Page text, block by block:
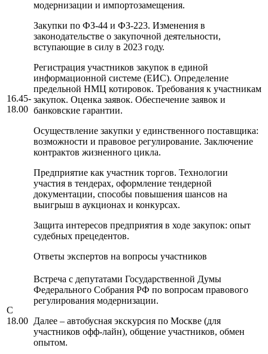
16.45-
18.00
модернизации и импортозамещения.
Закупки по ФЗ-44 и ФЗ-223. Изменения в
законодательстве о закупочной деятельности,
вступающие в силу в 2023 году.
Регистрация участников закупок в единой
информационной системе (ЕИС). Определение
предельной НМЦ котировок. Требования к участникам
закупок. Оценка заявок. Обеспечение заявок и
банковские гарантии.
Осуществление закупки у единственного поставщика:
возможности и правовое регулирование. Заключение
контрактов жизненного цикла.
Предприятие как участник торгов. Технологии
участия в тендерах, оформление тендерной
документации, способы повышения шансов на
выигрыш в аукционах и конкурсах.
Защита интересов предприятия в ходе закупок: опыт
судебных прецедентов.
Ответы экспертов на вопросы участников
С
18.00
Встреча с депутатами Государственной Думы
Федерального Собрания РФ по вопросам правового
регулирования модернизации.
Далее – автобусная экскурсия по Москве (для
участников офф-лайн), общение участников, обмен
опытом.